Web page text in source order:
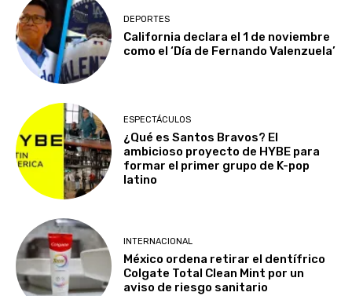
DEPORTES
California declara el 1 de noviembre
como el ‘Día de Fernando Valenzuela’
ESPECTÁCULOS
¿Qué es Santos Bravos? El
ambicioso proyecto de HYBE para
formar el primer grupo de K-pop
latino
INTERNACIONAL
México ordena retirar el dentífrico
Colgate Total Clean Mint por un
aviso de riesgo sanitario